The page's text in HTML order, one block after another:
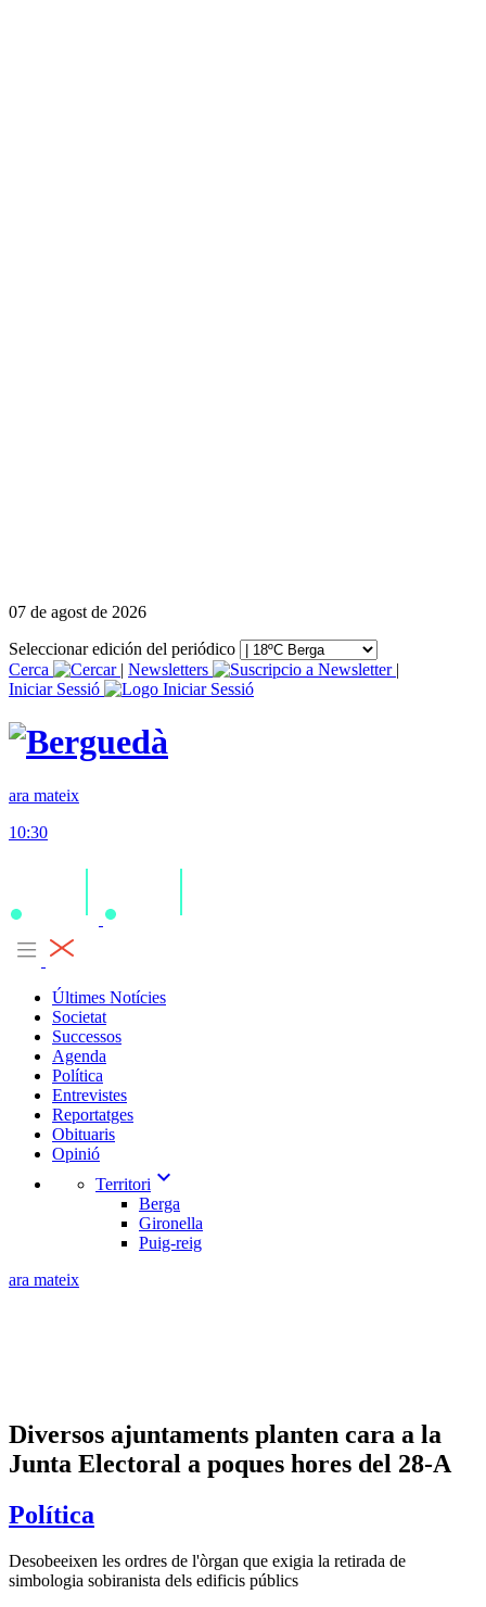
07 de agost de 2026
Seleccionar edición del periódico
Cerca
| Newsletters
|
Iniciar Sessió
ara mateix
10:30
Últimes Notícies
Societat
Successos
Agenda
Política
Entrevistes
Reportatges
Obituaris
Opinió
Territori expand_more
Berga
Gironella
Puig-reig
ara mateix
Diversos ajuntaments planten cara a la
Junta Electoral a poques hores del 28-A
Política
Desobeeixen les ordres de l'òrgan que exigia la retirada de
simbologia sobiranista dels edificis públics